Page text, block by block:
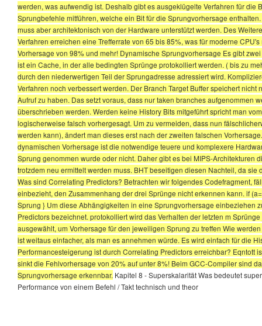
werden, was aufwendig ist. Deshalb gibt es ausgeklügelte Verfahren für
Sprungbefehle mitführen, welche ein Bit für die Sprungvorhersage
muss aber architektonisch von der Hardware unterstützt werden. Des
Verfahren erreichen eine Trefferrate von 65 bis 85%, was für moderne
Vorhersage von 98% und mehr! Dynamische Sprungvorhersage Es gibt
ist ein Cache, in der alle bedingten Sprünge protokolliert werden. ( bis zu
durch den niederwertigen Teil der Sprungadresse adressiert wird.
Verfahren noch verbessert werden. Der Branch Target Buffer speichert
Aufruf zu haben. Das setzt voraus, dass nur taken branches aufgenommen
überschrieben werden. Werden keine History Bits mitgeführt spricht man
logischerweise falsch vorhergesagt. Um zu vermeiden, dass nun
werden kann), ändert man dieses erst nach der zweiten falschen
dynamischen Vorhersage ist die notwendige teuere und komplexere
Sprung genommen wurde oder nicht. Daher gibt es bei MIPS-
trotzdem neu ermittelt werden muss. BHT beseitigen diesen Nachteil, da
Was sind Correlating Predictors? Betrachten wir folgendes Codefragment,
einbezieht, den Zusammenhang der drei Sprünge nicht erkennen kann. if
Sprung } Um diese Abhängigkeiten in eine Sprungvorhersage einbeziehen
Predictors bezeichnet. protokolliert wird das Verhalten der letzten m
ausgewählt, um Vorhersage für den jeweiligen Sprung zu treffen Wie
ist weitaus einfacher, als man es annehmen würde. Es wird einfach für die
Performancesteigerung ist durch Correlating Predictors erreichbar?
sinkt die Fehlvorhersage von 20% auf unter 8%! Beim GCC-Compiler sind
Sprungvorhersage erkennbar. Kapitel 8 - Superskalarität Was bedeutet
Performance von einem Befehl / Takt technisch und theor